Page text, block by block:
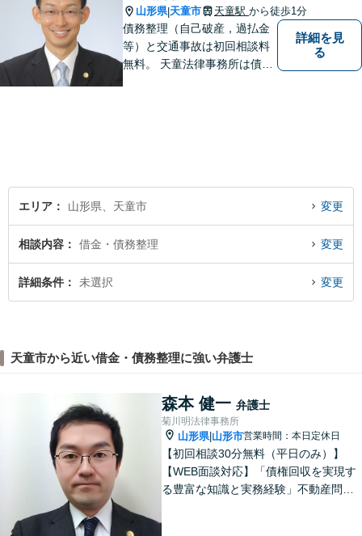
山形県|天童市 天童駅 から徒歩1分
債務整理（自己破産，過払金
等）と交通事故は初回相談料
無料。 天童法律事務所は債務
詳細を見
る
エリア 山形県、天童市 変更
相談内容 借金・債務整理 変更
詳細条件 未選択 変更
天童市から近い借金・債務整理に強い弁護士
森本 健一 弁護士
菊川明法律事務所
山形県| 山形市営業時間：本日定休日
【初回相談30分無料（平日のみ）】
【WEB面談対応】「債権回収を実現す
る豊富な知識と実務経験」不動産問